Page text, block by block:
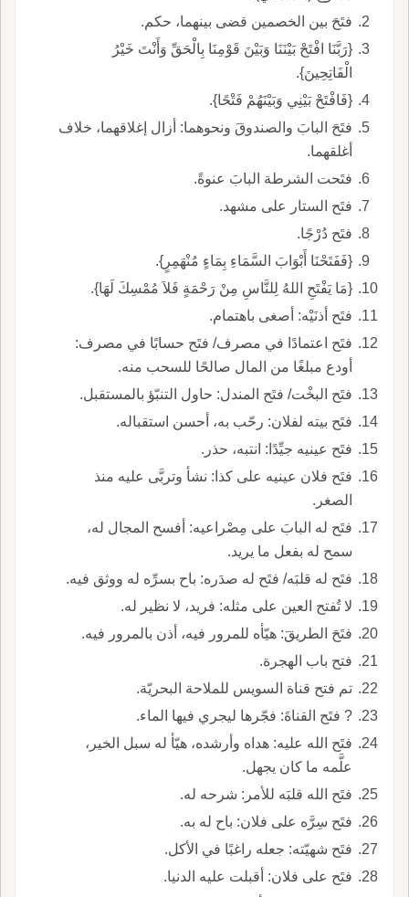
فتَحَ بين الخصمين قضى بينهما، حكم.
{رَبَّنَا افْتَحْ بَيْنَنَا وَبَيْنَ قَوْمِنَا بِالْحَقِّ وَأَنْتَ خَيْرُ
الْفَاتِحِينَ}.
{فَافْتَحْ بَيْنِي وَبَيْنَهُمْ فَتْحًا}.
فتَحَ البابَ والصندوقَ ونحوهما: أزال إغلاقهما، خلاف
أغلقهما.
فتَحت الشرطة البابَ عنوةً.
فتَح الستار على مشهد.
فتَح دُرْجًا.
{فَفَتَحْنَا أَبْوَابَ السَّمَاءِ بِمَاءٍ مُنْهَمِرٍ}.
{مَا يَفْتَحِ اللهُ لِلنَّاسِ مِنْ رَحْمَةٍ فَلاَ مُمْسِكَ لَهَا}.
فتَح أذنَيْه: أصغى باهتمام.
فتَح اعتمادًا في مصرف/ فتَح حسابًا في مصرف:
أودع مبلغًا من المال صالحًا للسحب منه.
فتَح البخْت/ فتَح المندل: حاول التنبّؤ بالمستقبل.
فتَح بيته لفلان: رحّب به، أحسن استقباله.
فتَح عينيه جيِّدًا: انتبه، حذر.
فتَح فلان عينيه على كذا: نشأ وتربَّى عليه منذ
الصغر.
فتَح له البابَ على مِصْراعيه: أفسح المجال له،
سمح له بفعل ما يريد.
فتَح له قلبَه/ فتَح له صدَره: باح بسرِّه له ووثق فيه.
لا تُفتح العين على مثله: فريد، لا نظير له.
فتَحَ الطريقَ: هيّأه للمرور فيه، أذن بالمرور فيه.
فتح باب الهجرة.
تم فتح قناة السويس للملاحة البحريّة.
? فتَح القناةَ: فجّرها ليجري فيها الماء.
فتَح الله عليه: هداه وأرشده، هيّأ له سبل الخير،
علَّمه ما كان يجهل.
فتَح الله قلبَه للأمر: شرحه له.
فتَح سِرَّه على فلان: باح له به.
فتَح شهيّته: جعله راغبًا في الأكل.
فتَح على فلان: أقبلت عليه الدنيا.